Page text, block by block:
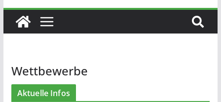
Wettbewerbe
Aktuelle Infos